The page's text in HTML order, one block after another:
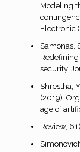
Modeling
Electronic
Samonas,
security.
Shrestha,
(2019).
age of
Review,